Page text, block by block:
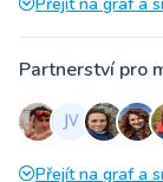
Partnerství pro
Přejít na graf a